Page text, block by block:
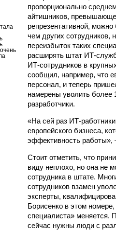
пропорционально
айтишников,
репрезентативной,
чем других сотрудников,
переизбыток таких
расширять штат
ИТ‑сотрудников в
сообщил, например, что
персонал, и теперь
намерены уволить более
разработчики.
«На сей раз ИТ-
европейского бизнеса,
эффективность работы»,
Стоит отметить, что
виду неплохо, но она не
сотрудника в штате.
сотрудников взамен
эксперты,
Борисенко в этом
специалиста» меняется.
сейчас нужны люди с